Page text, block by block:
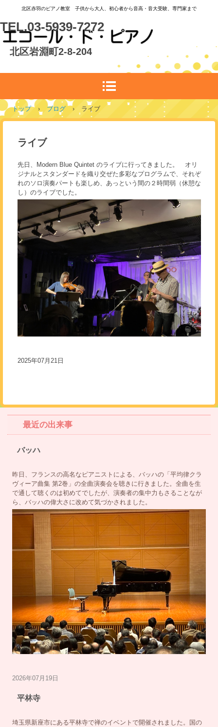
北区赤羽のピアノ教室 子供から大人、初心者から音高・音大受験、専門家まで
TEL.03-5939-7272
北区岩淵町2-8-204
トップ › ブログ › ライブ
ライブ
先日、Modern Blue Quintet のライブに行ってきました。 オリ
ジナルとスタンダードを織り交ぜた多彩なプログラムで、それぞ
れのソロ演奏パートも楽しめ、あっという間の２時間弱（休憩な
し）のライブでした。
2025年07月21日
最近の出来事
バッハ
昨日、フランスの高名なピアニストによる、バッハの「平均律クラ
ヴィーア曲集 第2巻」の全曲演奏会を聴きに行きました。全曲を生
で通して聴くのは初めてでしたが、演奏者の集中力もさることなが
ら、バッハの偉大さに改めて気づかされました。
2026年07月19日
平林寺
埼玉県新座市にある平林寺で禅のイベントで開催されました。国の